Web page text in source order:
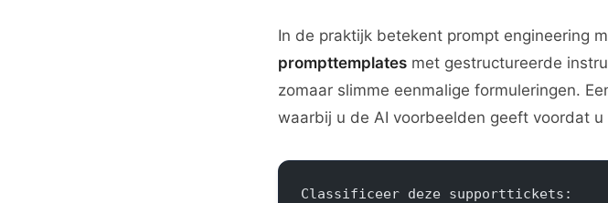
In de praktijk betekent prompt engineering
prompttemplates met gestructureerde
zomaar slimme eenmalige formuleringen.
waarbij u de AI voorbeelden geeft voordat
Classificeer deze supporttickets: